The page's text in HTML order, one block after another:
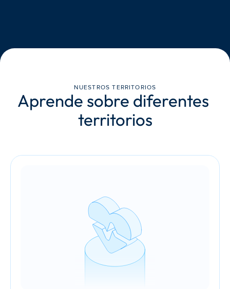
NUESTROS TERRITORIOS
Aprende sobre diferentes
territorios